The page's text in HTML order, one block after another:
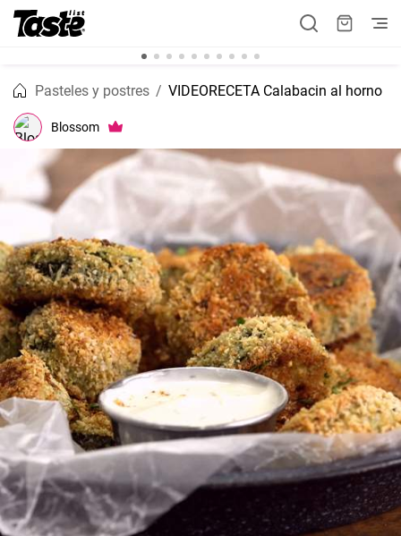
Pasteles y postres VIDEORECETA Calabacin al horno
Blossom